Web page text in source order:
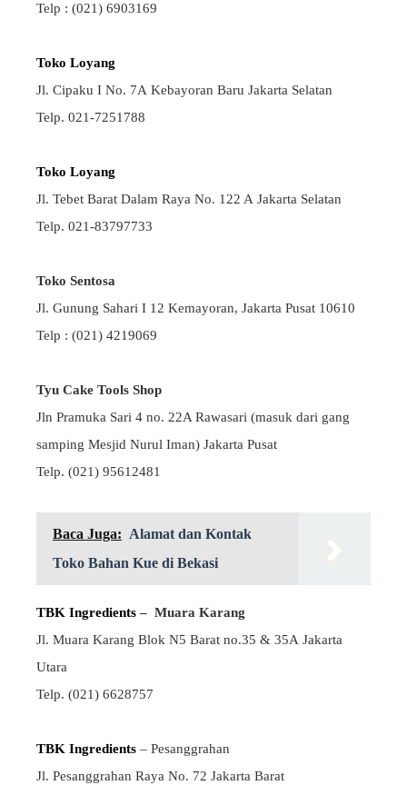
Telp : (021) 6903169
Toko Loyang
Jl. Cipaku I No. 7A Kebayoran Baru Jakarta Selatan
Telp. 021-7251788
Toko Loyang
Jl. Tebet Barat Dalam Raya No. 122 A Jakarta Selatan
Telp. 021-83797733
Toko Sentosa
Jl. Gunung Sahari I 12 Kemayoran, Jakarta Pusat 10610
Telp : (021) 4219069
Tyu Cake Tools Shop
Jln Pramuka Sari 4 no. 22A Rawasari (masuk dari gang
samping Mesjid Nurul Iman) Jakarta Pusat
Telp. (021) 95612481
Baca Juga: Alamat dan Kontak
Toko Bahan Kue di Bekasi
TBK Ingredients – Muara Karang
Jl. Muara Karang Blok N5 Barat no.35 & 35A Jakarta
Utara
Telp. (021) 6628757
TBK Ingredients – Pesanggrahan
Jl. Pesanggrahan Raya No. 72 Jakarta Barat